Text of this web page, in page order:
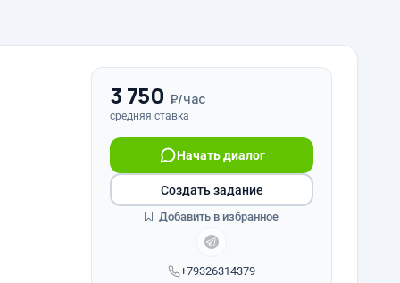
3 750 ₽/час
средняя ставка
+79326314379
Начать диалог
Создать задание
Добавить в избранное